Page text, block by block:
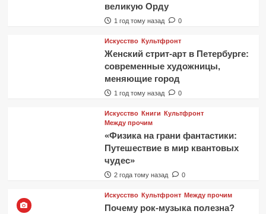
великую Орду
1 год тому назад 0
Искусство Культфронт
Женский стрит-арт в Петербурге:
современные художницы,
меняющие город
1 год тому назад 0
Искусство Книги Культфронт
Между прочим
«Физика на грани фантастики:
Путешествие в мир квантовых
чудес»
2 года тому назад 0
Искусство Культфронт Между прочим
Почему рок-музыка полезна?